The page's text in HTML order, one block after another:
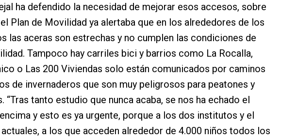
ha defendido la necesidad de mejorar esos accesos, sobre
Plan de Movilidad ya alertaba que en los alrededores de los
las aceras son estrechas y no cumplen las condiciones de
Tampoco hay carriles bici y barrios como La Rocalla,
o Las 200 Viviendas solo están comunicados por caminos
de invernaderos que son muy peligrosos para peatones y
“Tras tanto estudio que nunca acaba, se nos ha echado el
y esto es ya urgente, porque a los dos institutos y el
a los que acceden alrededor de 4.000 niños todos los